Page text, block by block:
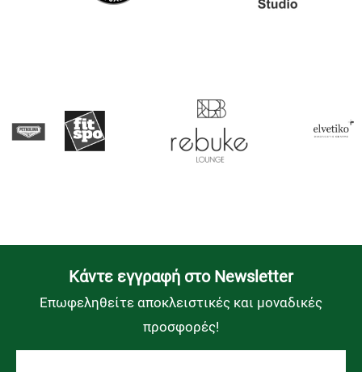
Kάντε εγγραφή στο Newsletter
Επωφεληθείτε αποκλειστικές και μοναδικές
προσφορές!